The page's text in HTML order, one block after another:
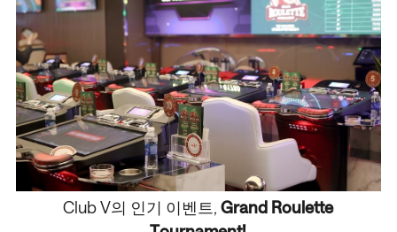
Club V의 인기 이벤트,Grand Roulette